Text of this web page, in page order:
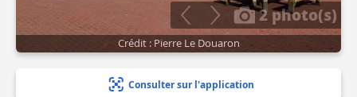
2 photo(s)
Crédit : Pierre Le Douaron
Consulter sur l'application